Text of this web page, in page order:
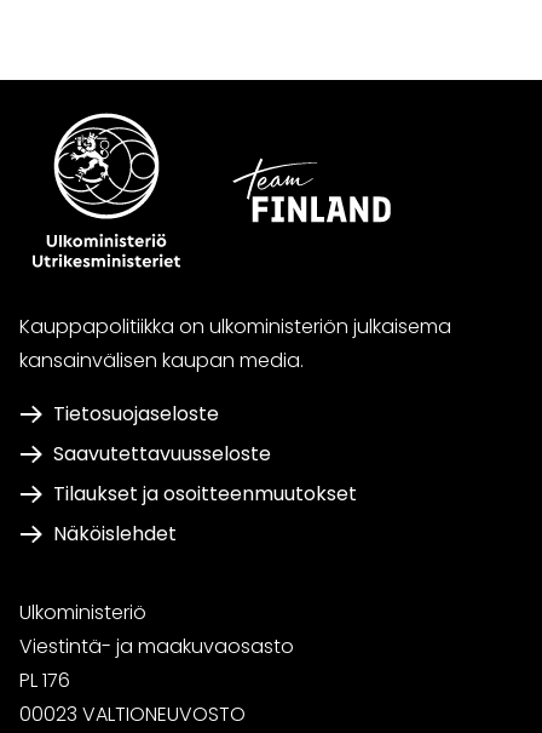
Kauppapolitiikka on ulkoministeriön julkaisema
kansainvälisen kaupan media.
Tietosuojaseloste
Saavutettavuusseloste
Tilaukset ja osoitteenmuutokset
Näköislehdet
Ulkoministeriö
Viestintä- ja maakuvaosasto
PL 176
00023 VALTIONEUVOSTO